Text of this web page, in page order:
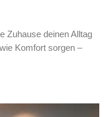
Zuhause deinen Alltag
Komfort sorgen –